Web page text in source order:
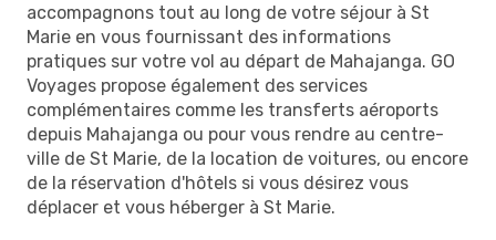
accompagnons tout au long de votre séjour à St
Marie en vous fournissant des informations
pratiques sur votre vol au départ de Mahajanga. GO
Voyages propose également des services
complémentaires comme les transferts aéroports
depuis Mahajanga ou pour vous rendre au centre-
ville de St Marie, de la location de voitures, ou encore
de la réservation d'hôtels si vous désirez vous
déplacer et vous héberger à St Marie.